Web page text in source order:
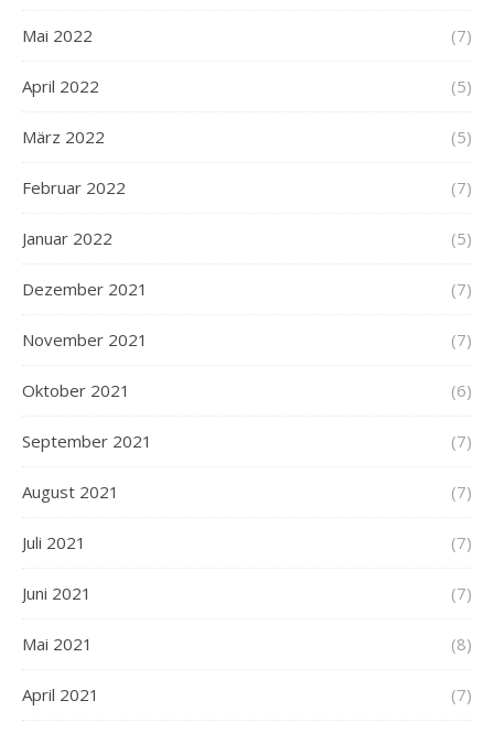
Mai 2022 (7)
April 2022 (5)
März 2022 (5)
Februar 2022 (7)
Januar 2022 (5)
Dezember 2021 (7)
November 2021 (7)
Oktober 2021 (6)
September 2021 (7)
August 2021 (7)
Juli 2021 (7)
Juni 2021 (7)
Mai 2021 (8)
April 2021 (7)